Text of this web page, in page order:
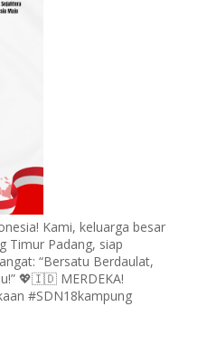
Kami, keluarga besar
Timur Padang, siap
“Bersatu Berdaulat,
💖🇮🇩 MERDEKA!
#SDN18kampung